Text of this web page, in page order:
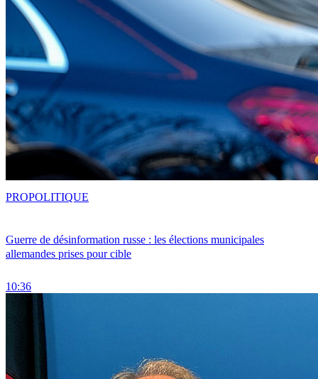
Guerre de désinformation russe : les élections municipales
allemandes prises pour cible
10:36
PROPOLITIQUE